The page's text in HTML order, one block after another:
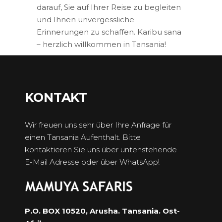
darauf, Sie auf Ihrer Reise zu begleiten
und Ihnen unvergessliche
Erinnerungen zu schaffen. Karibu sana
– herzlich willkommen in Tansania!
KONTAKT
Wir freuen uns sehr über Ihre Anfrage für
einen Tansania Aufenthalt. Bitte
kontaktieren Sie uns über untenstehende
E-Mail Adresse oder über WhatsApp!
P.O. BOX 10520, Arusha. Tansania. Ost-